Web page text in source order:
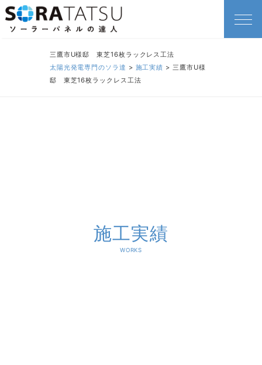
三鷹市U様邸 東芝16枚ラックレス工法
太陽光発電専門のソラ達 > 施工実績 > 三鷹市U様
邸 東芝16枚ラックレス工法
施工実績
WORKS